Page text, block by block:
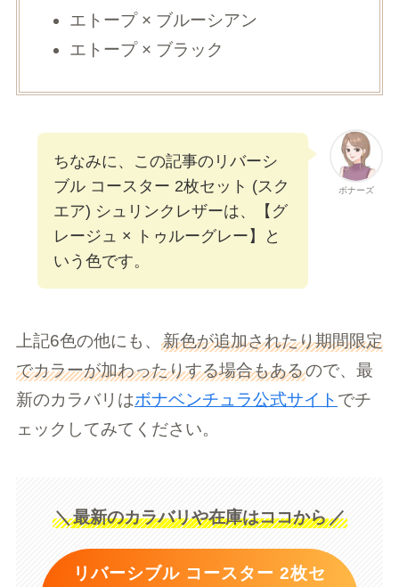
エトープ × ブルーシアン
エトープ × ブラック
ボナーズ
ちなみに、この記事のリバーシ
ブル コースター 2枚セット (スク
エア) シュリンクレザーは、【グ
レージュ × トゥルーグレー】と
いう色です。
上記6色の他にも、 新色が追加されたり期間限定
でカラーが加わったりする場合もあるので、最
新のカラバリはボナベンチュラ公式サイト でチ
ェックしてみてください。
＼最新のカラバリや在庫はココから／
リバーシブル コースター 2枚セ